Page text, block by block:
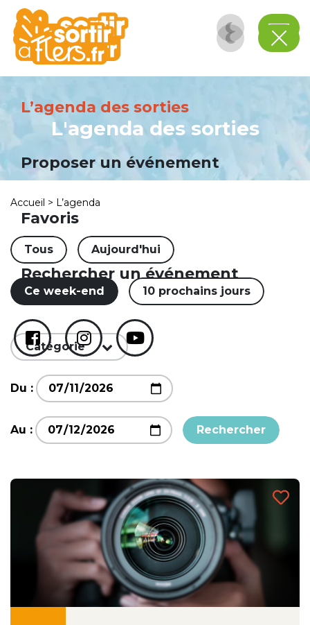
L’agenda des sorties
Proposer un événement
Favoris
Rechercher un événement
L'agenda des sorties
Accueil > L’agenda
Tous Aujourd'hui
Ce week-end 10 prochains jours
Catégorie
Du :
Au : Rechercher
Panneau de gestion des cookies